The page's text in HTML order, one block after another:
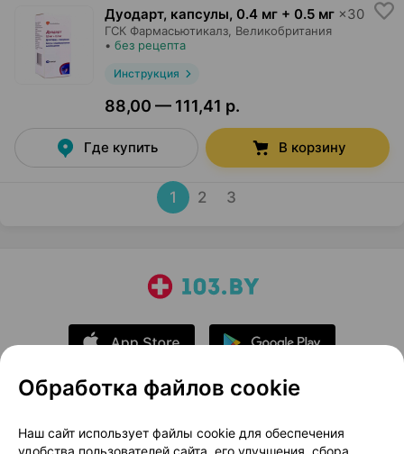
Дуодарт, капсулы, 0.4 мг + 0.5 мг ×30
ГСК Фармасьютикалз , Великобритания
• без рецепта
Инструкция
88,00 — 111,41 р.
Где купить В корзину
1 2 3
О проекте
Новости проекта
Обработка файлов cookie
Наш сайт использует файлы cookie для обеспечения
удобства пользователей сайта, его улучшения, сбора